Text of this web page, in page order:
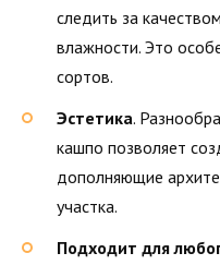
следить за
влажности. Это
сортов.
Эстетика.
кашпо позволяет
дополняющие
участка.
Подходит для